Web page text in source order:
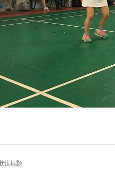
认标题